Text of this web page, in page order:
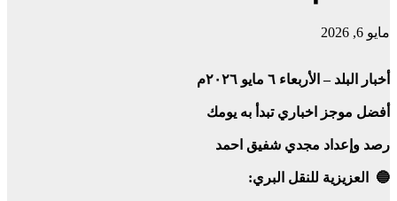
مايو 6, 2026
أخبار البلد – الأربعاء ٦ مايو ٢٠٢٦م
أفضل موجز اخباري تبدأ به يومك
رصد وإعداد مجدي شفيق احمد
🔵 العزيزية للنقل البري: